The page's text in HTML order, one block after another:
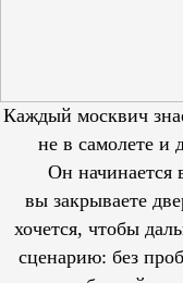
Каждый москвич
не в самолете и
Он начинается
вы закрываете
хочется, чтобы
сценарию: без